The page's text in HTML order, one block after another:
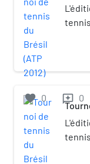
était
tennis
en
favorite 0 reviews 0